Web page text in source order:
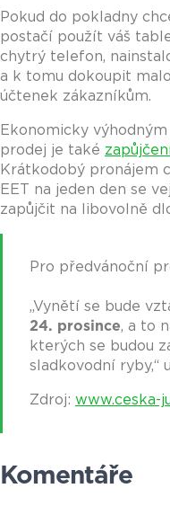
Pokud do pokladny
postačí použít váš
chytrý telefon,
a k tomu dokoupit
účtenek zákazníkům.
Ekonomicky
prodej je také
Krátkodobý pronájem
EET na jeden den se
zapůjčit na libovolně
Pro předvánoční
„Vynětí se bude
24. prosince, a to
kterých se budou
sladkovodní ryby,“
Zdroj: www.ceska-
Komentáře